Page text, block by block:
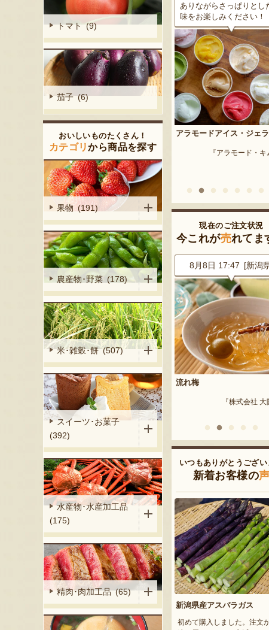
トマト (9)
茄子 (6)
おいしいものたくさん！
カテゴリから商品を探す
果物 (191)
農産物･野菜 (178)
米･雑穀･餅 (507)
スイーツ･お菓子
(392)
水産物･水産加工品
(175)
精肉･肉加工品 (65)
ありながらさっぱりとした後
味をお楽しみください！
アラモードアイス・ジェラート
『アラモード・キムラ』
さい。お中元にもオスス
予約注文：新潟産 枝豆・
現在のご注文状況
今これが売れてま
の宇野農園』
8月8日 17:47 [新潟県]
流れ梅
『株式会社 大阪屋』
8月8日 17:43 [新潟
佐渡産 浜茹で紅ズワイガニ
いつもありがとうござ
新着お客様の声
新潟県産アスパラガス
初めて購入しました。注文